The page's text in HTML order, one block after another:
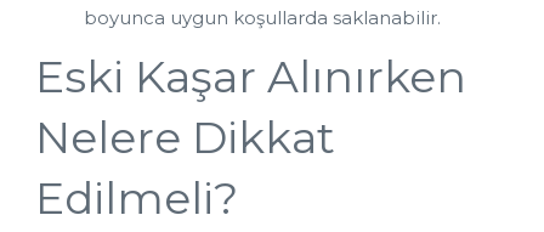
boyunca uygun koşullarda saklanabilir.
Eski Kaşar Alınırken
Nelere Dikkat
Edilmeli?